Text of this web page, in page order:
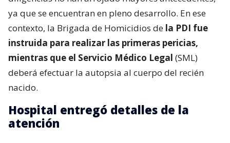
ya que se encuentran en pleno desarrollo. En ese
contexto, la Brigada de Homicidios de la PDI fue
instruida para realizar las primeras pericias,
mientras que el Servicio Médico Legal (SML)
deberá efectuar la autopsia al cuerpo del recién
nacido.
Hospital entregó detalles de la
atención